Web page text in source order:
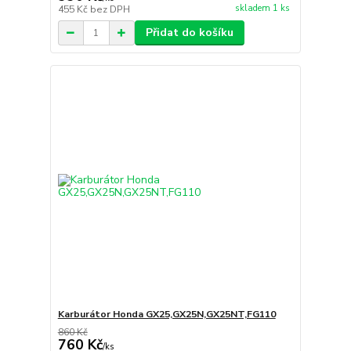
455 Kč bez DPH skladem 1 ks
Přidat do košíku
Karburátor Honda GX25,GX25N,GX25NT,FG110
860 Kč
760 Kč/ks